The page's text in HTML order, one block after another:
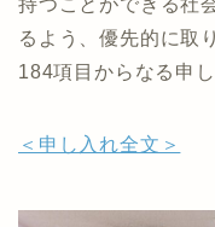
持つことができる社
るよう、優先的に取
184項目からなる申
＜申し入れ全文＞